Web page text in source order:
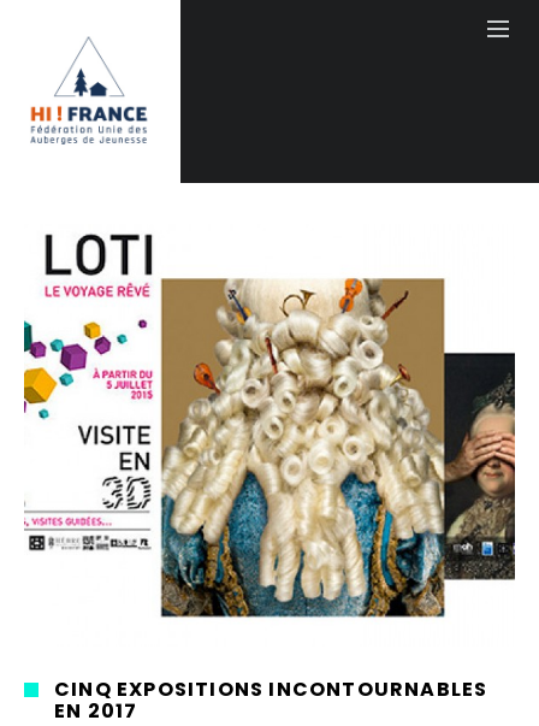
CINQ EXPOSITIONS INCONTOURNABLES
EN 2017